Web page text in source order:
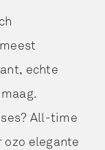
echte
All-time
ozo elegante